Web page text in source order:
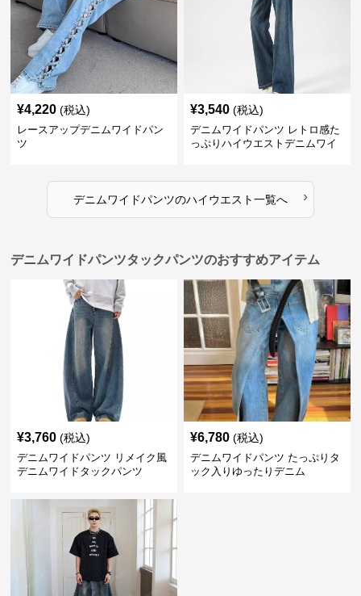
¥4,220 (税込)
レースアップデニムワイドパン
ツ
¥3,540 (税込)
デニムワイドパンツ レトロ感た
っぷりハイウエストデニムワイ
デニムワイドパンツのハイウエスト一覧へ ›
デニムワイドパンツタックパンツのおすすめアイテム
¥3,760 (税込)
デニムワイドパンツ リメイク風
デニムワイドタックパンツ
¥6,780 (税込)
デニムワイドパンツ たっぷりタ
ック入りゆったりデニム